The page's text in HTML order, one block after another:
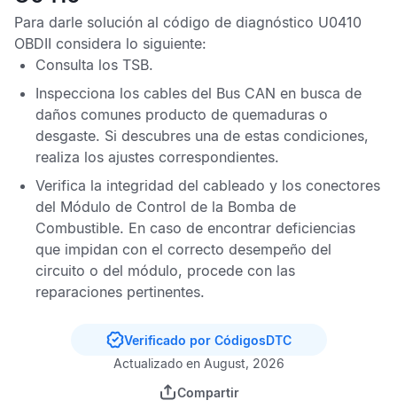
Para darle solución al código de diagnóstico U0410
OBDII considera lo siguiente:
Consulta los TSB.
Inspecciona los cables del Bus CAN en busca de
daños comunes producto de quemaduras o
desgaste. Si descubres una de estas condiciones,
realiza los ajustes correspondientes.
Verifica la integridad del cableado y los conectores
del Módulo de Control de la Bomba de
Combustible. En caso de encontrar deficiencias
que impidan con el correcto desempeño del
circuito o del módulo, procede con las
reparaciones pertinentes.
Verificado por CódigosDTC
Actualizado en August, 2026
Compartir